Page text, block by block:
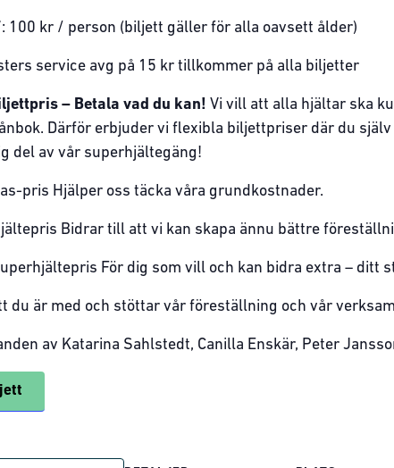
100 kr / person (biljett gäller för alla oavsett ålder)
service avg på 15 kr tillkommer på alla biljetter
– Betala vad du kan! Vi vill att alla hjältar ska
Därför erbjuder vi flexibla biljettpriser där du
del av vår superhjältegäng!
pris Hjälper oss täcka våra grundkostnader.
Bidrar till att vi kan skapa ännu bättre
För dig som vill och kan bidra extra – ditt
du är med och stöttar vår föreställning och vår
av Katarina Sahlstedt, Canilla Enskär, Peter